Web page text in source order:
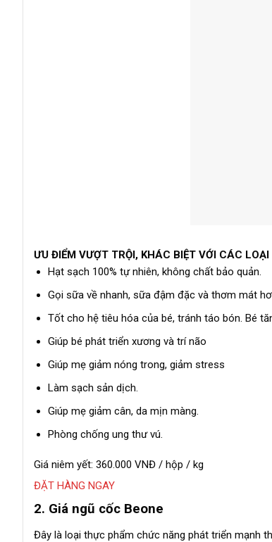
ƯU ĐIỂM VƯỢT TRỘI, KHÁC BIỆT VỚI CÁC
Hạt sạch 100% tự nhiên, không chất bảo quản.
Gọi sữa về nhanh, sữa đậm đặc và thơm mát
Tốt cho hệ tiêu hóa của bé, tránh táo bón. Bé
Giúp bé phát triển xương và trí não
Giúp mẹ giảm nóng trong, giảm stress
Làm sạch sản dịch.
Giúp mẹ giảm cân, da mịn màng.
Phòng chống ung thư vú.
Giá niêm yết: 360.000 VNĐ / hộp / kg
ĐẶT HÀNG NGAY
2. Giá ngũ cốc Beone
Đây là loại thực phẩm chức năng phát triển mạnh